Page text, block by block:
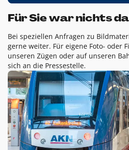
Für Sie war nichts
Bei speziellen Anfragen zu
gerne weiter. Für eigene Foto- oder
unseren Zügen oder auf unseren
sich an die Pressestelle.